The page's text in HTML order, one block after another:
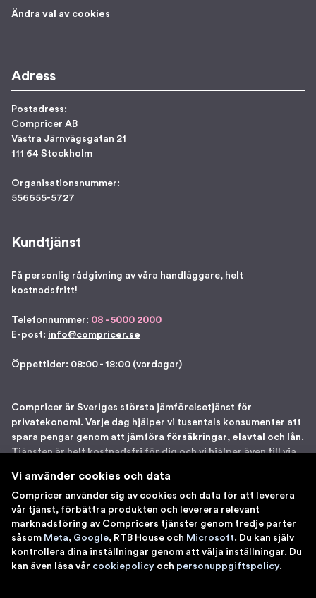
Ändra val av cookies
Adress
Postadress:
Compricer AB
Västra Järnvägsgatan 21
111 64 Stockholm
Organisationsnummer:
556655-5727
Kundtjänst
Få personlig rådgivning av våra handläggare, helt
kostnadsfritt!
Telefonnummer: 08 - 5000 2000
E-post: info@compricer.se
Öppettider: 08:00 - 18:00 (vardagar)
Compricer är Sveriges största jämförelsetjänst för
privatekonomi. Varje dag hjälper vi tusentals konsumenter att
spara pengar genom att jämföra försäkringar, elavtal och lån.
Tjänsten är helt kostnadsfri för dig och vi hjälper även till via
försäkringsdistributör hos Bolagsverket samt står under
Finansinspektionens tillsyn. Åtta gånger har vi blivit utsedda
till en av Sveriges 100 bästa sajter av IDG. Du kan känna dig
trygg med att använda våra tjänster.
Vi använder cookies och data
Compricer använder sig av cookies och data för att leverera
vår tjänst, förbättra produkten och leverera relevant
marknadsföring av Compricers tjänster genom tredje parter
såsom Meta, Google, RTB House och Microsoft. Du kan själv
kontrollera dina inställningar genom att välja inställningar. Du
kan även läsa vår cookiepolicy och personuppgiftspolicy.